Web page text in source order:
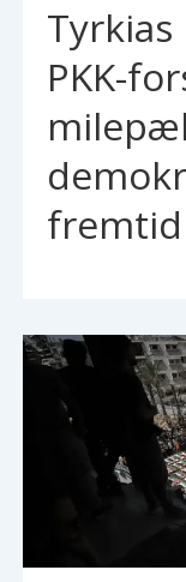
PKK-
fremtid